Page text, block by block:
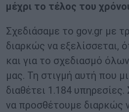
μέχρι το τέλος του
Σχεδιάσαμε το gov.gr με
διαρκώς να εξελίσσεται,
και για το σχεδιασμό
μας. Τη στιγμή αυτή που
διαθέτει 1.184
να προσθέτουμε διαρκώς